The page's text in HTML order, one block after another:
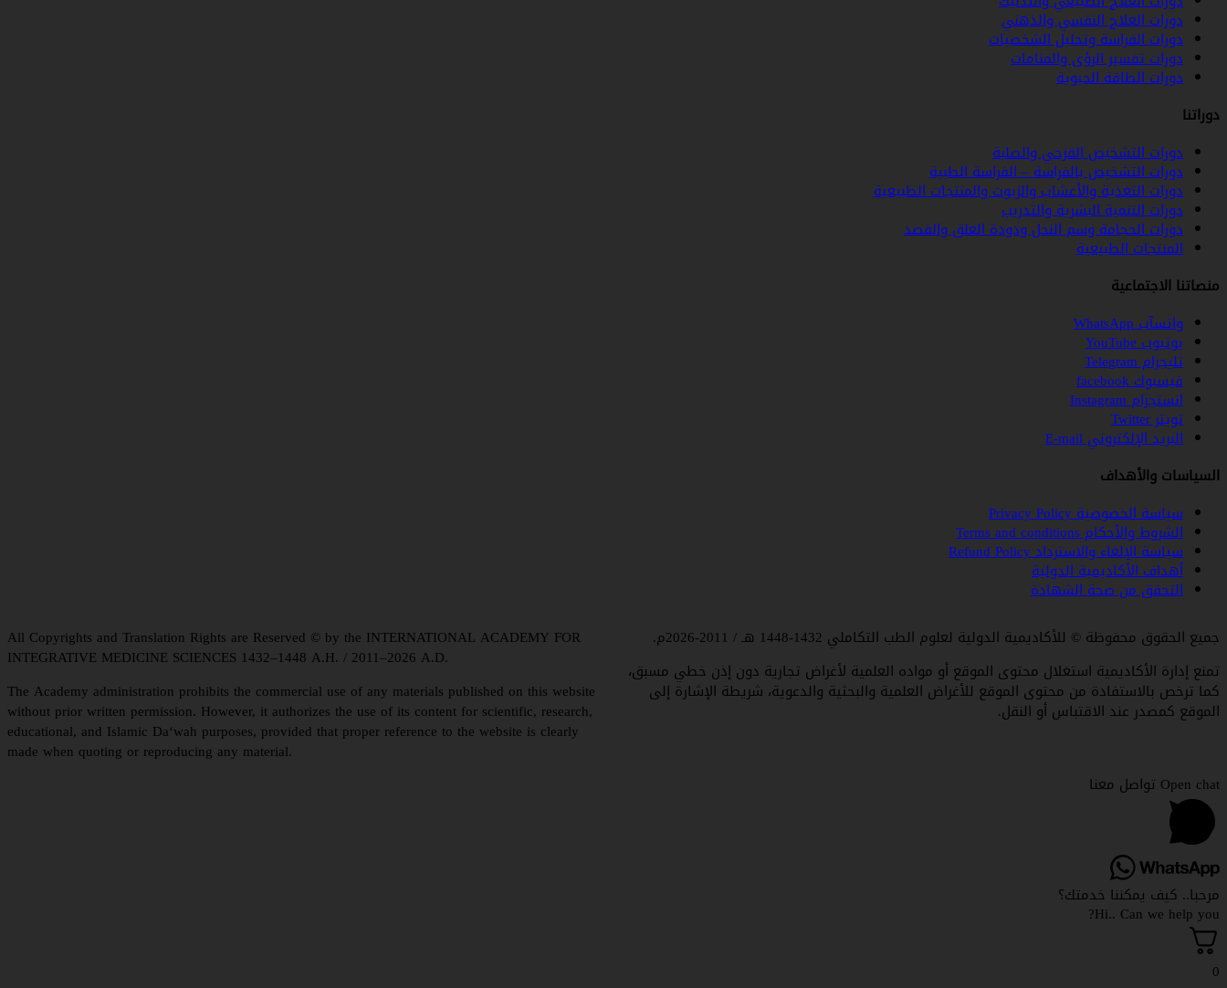
دورات العلاج النفسي والذهني
دورات الفراسة وتحليل الشخصيات
دورات تفسير الرؤى والمنامات
دورات الطاقة الحيوية
دوراتنا
دورات التشخيص القزحي والصلبة
دورات التشخيص بالفراسة – الفراسة الطبية
دورات التغذية والأعشاب والزيوت والمنتجات الطبيعية
دورات التنمية البشرية والتدريب
دورات الحجامة وسم النحل ودودة العلق والفصد
المنتجات الطبيعية
منصاتنا الاجتماعية
واتسآب WhatsApp
يوتيوب YouTube
تليجرام Telegram
فيسبوك facebook
انستجرام Instagram
تويتر Twitter
البريد الإلكتروني E-mail
السياسات والأهداف
سياسة الخصوصية Privacy Policy
الشروط والأحكام Terms and conditions
سياسة الإلغاء والاسترداد Refund Policy
أهداف الأكاديمية الدولية
التحقق من صحة الشهادة
جميع الحقوق محفوظة © للأكاديمية الدولية لعلوم الطب التكاملي 1432-1448 هـ / 2011-2026م.
تمنع إدارة الأكاديمية استغلال محتوى الموقع أو مواده العلمية لأغراض تجارية دون إذن خطي مسبق،
كما ترخص بالاستفادة من محتوى الموقع للأغراض العلمية والبحثية والدعوية، شريطة الإشارة إلى
الموقع كمصدر عند الاقتباس أو النقل.
All Copyrights and Translation Rights are Reserved © by the INTERNATIONAL ACADEMY FOR
INTEGRATIVE MEDICINE SCIENCES 1432–1448 A.H. / 2011–2026 A.D.
The Academy administration prohibits the commercial use of any materials published on this website
without prior written permission. However, it authorizes the use of its content for scientific, research,
educational, and Islamic Da‘wah purposes, provided that proper reference to the website is clearly
made when quoting or reproducing any material.
Open chat تواصل معنا
مرحبا.. كيف يمكننا خدمتك؟
Hi.. Can we help you?
0